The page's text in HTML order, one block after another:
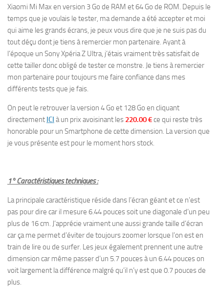
Xiaomi Mi Max en version 3 Go de RAM et 64 Go de ROM. Depuis le
temps que je voulais le tester, ma demande a été accepter et moi
qui aime les grands écrans, je peux vous dire que je ne suis pas du
tout déçu dont je tiens à remercier mon partenaire. Ayant à
l’époque un Sony Xpéria Z Ultra, j’étais vraiment très satisfait de
cette tailler donc obligé de tester ce monstre. Je tiens à remercier
mon partenaire pour toujours me faire confiance dans mes
différents tests que je fais.
On peut le retrouver la version 4 Go et 128 Go en cliquant
directement ICI à un prix avoisinant les 220.00 €ce qui reste très
honorable pour un Smartphone de cette dimension. La version que
je vous présente est pour le moment hors stock.
1° Caractéristiques techniques :
La principale caractéristique réside dans l’écran géant et ce n’est
pas pour dire car il mesure 6.44 pouces soit une diagonale d’un peu
plus de 16 cm. J’apprécie vraiment une aussi grande taille d’écran
car ça me permet d’éviter de toujours zoomer lorsque l’on est en
train de lire ou de surfer. Les jeux également prennent une autre
dimension car même passer d’un 5.7 pouces à un 6.44 pouces on
voit largement la différence malgré qu’il n’y est que 0.7 pouces de
plus.